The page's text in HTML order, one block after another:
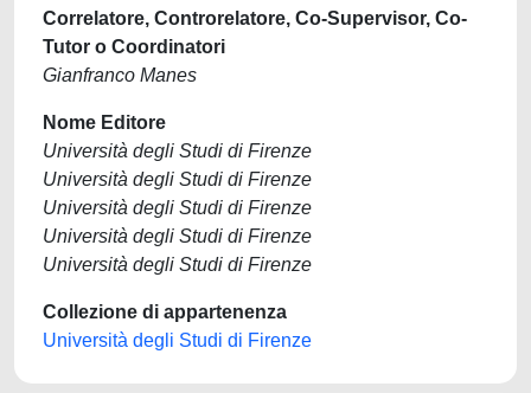
Correlatore, Controrelatore, Co-Supervisor, Co-
Tutor o Coordinatori
Gianfranco Manes
Nome Editore
Università degli Studi di Firenze
Università degli Studi di Firenze
Università degli Studi di Firenze
Università degli Studi di Firenze
Università degli Studi di Firenze
Collezione di appartenenza
Università degli Studi di Firenze